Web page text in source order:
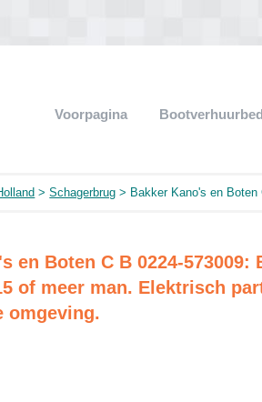
Voorpagina
>Schagerbrug > Bakker Kano's en Boten
en Boten C B 0224-573009:
of meer man. Elektrisch
omgeving.